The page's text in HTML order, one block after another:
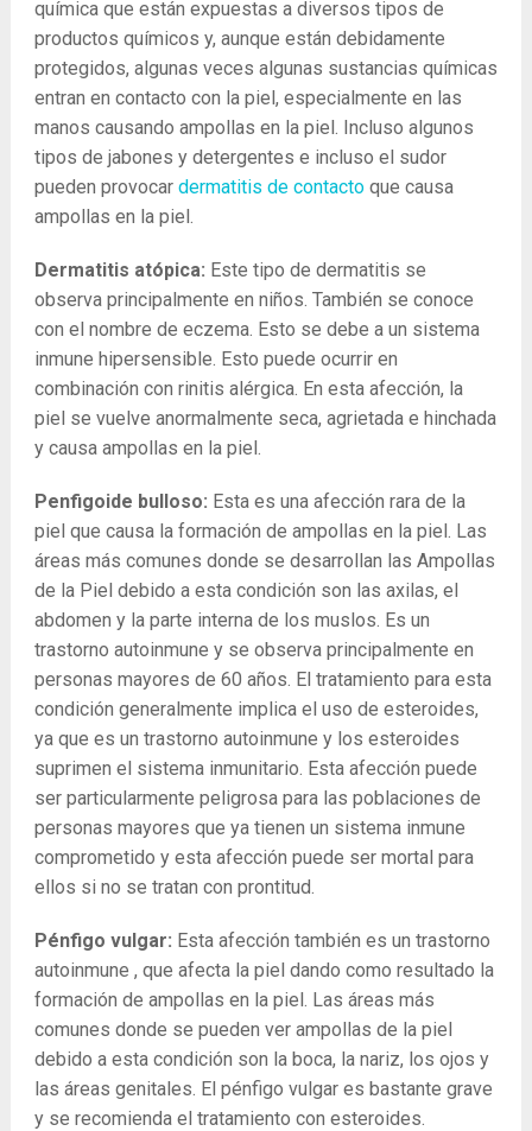
química que están expuestas a diversos tipos de
productos químicos y, aunque están debidamente
protegidos, algunas veces algunas sustancias químicas
entran en contacto con la piel, especialmente en las
manos causando ampollas en la piel. Incluso algunos
tipos de jabones y detergentes e incluso el sudor
pueden provocar dermatitis de contacto que causa
ampollas en la piel.
Dermatitis atópica: Este tipo de dermatitis se
observa principalmente en niños. También se conoce
con el nombre de eczema. Esto se debe a un sistema
inmune hipersensible. Esto puede ocurrir en
combinación con rinitis alérgica. En esta afección, la
piel se vuelve anormalmente seca, agrietada e hinchada
y causa ampollas en la piel.
Penfigoide bulloso: Esta es una afección rara de la
piel que causa la formación de ampollas en la piel. Las
áreas más comunes donde se desarrollan las Ampollas
de la Piel debido a esta condición son las axilas, el
abdomen y la parte interna de los muslos. Es un
trastorno autoinmune y se observa principalmente en
personas mayores de 60 años. El tratamiento para esta
condición generalmente implica el uso de esteroides,
ya que es un trastorno autoinmune y los esteroides
suprimen el sistema inmunitario. Esta afección puede
ser particularmente peligrosa para las poblaciones de
personas mayores que ya tienen un sistema inmune
comprometido y esta afección puede ser mortal para
ellos si no se tratan con prontitud.
Pénfigo vulgar: Esta afección también es un trastorno
autoinmune , que afecta la piel dando como resultado la
formación de ampollas en la piel. Las áreas más
comunes donde se pueden ver ampollas de la piel
debido a esta condición son la boca, la nariz, los ojos y
las áreas genitales. El pénfigo vulgar es bastante grave
y se recomienda el tratamiento con esteroides.